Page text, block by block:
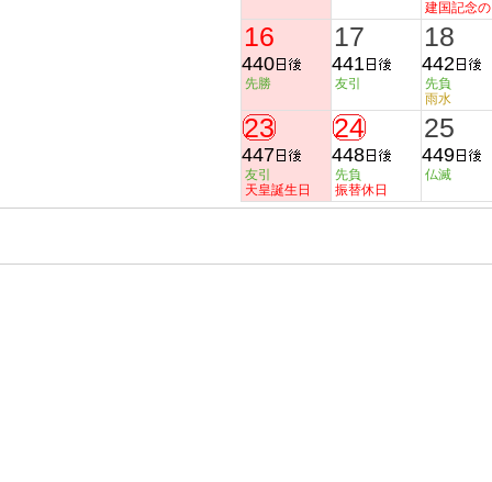
建国記念
16
440
先勝
17
441
友引
18
442
先負
雨水
23
447
友引
天皇誕生日
24
448
先負
振替休日
25
449
仏滅